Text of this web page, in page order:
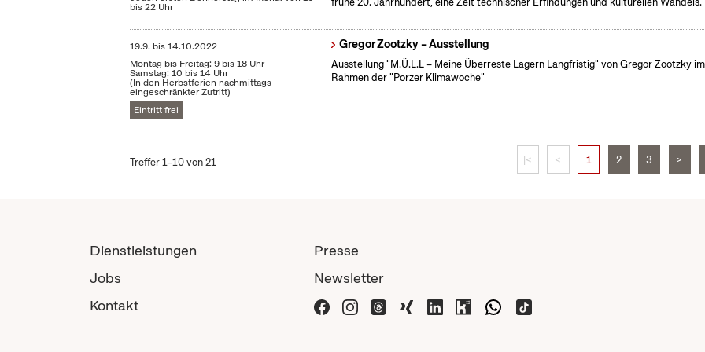
bis 22 Uhr
19.9. bis14.10.2022
Montag bis Freitag: 9 bis 18 Uhr
Samstag: 10 bis 14 Uhr
(In den Herbstferien nachmittags
eingeschränkter Zutritt)
Eintritt frei
Gregor Zootzky – Ausstellung
Ausstellung "M.Ü.L.L – Meine Überreste Lagern Langfristig" von Gregor Zootzky im
Rahmen der "Porzer Klimawoche"
Treffer 1–10 von 21 |< < 1 2 3 >
Dienstleistungen
Jobs
Kontakt
Presse
Newsletter